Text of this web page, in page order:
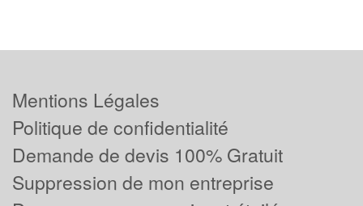
Mentions Légales
Politique de confidentialité
Demande de devis 100% Gratuit
Suppression de mon entreprise